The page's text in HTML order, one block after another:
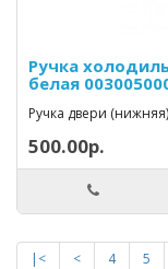
Ручка
белая
Ручка двери
500.00р.
|< < 4 5